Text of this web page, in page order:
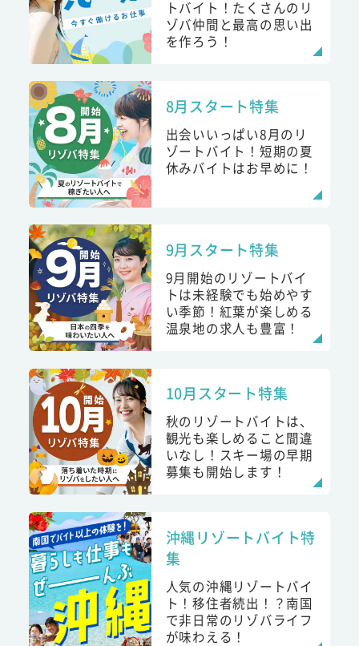
トバイト！たくさんのリ
ゾバ仲間と最高の思い出
を作ろう！
8月スタート特集
出会いいっぱい8月のリ
ゾートバイト！短期の夏
休みバイトはお早めに！
9月スタート特集
9月開始のリゾートバイ
トは未経験でも始めやす
い季節！紅葉が楽しめる
温泉地の求人も豊富！
10月スタート特集
秋のリゾートバイトは、
観光も楽しめること間違
いなし！スキー場の早期
募集も開始します！
沖縄リゾートバイト特
集
人気の沖縄リゾートバイ
ト！移住者続出！？南国
で非日常のリゾバライフ
が味わえる！